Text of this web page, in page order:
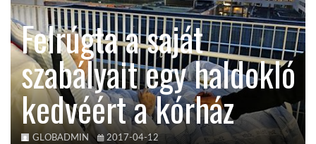
KÖZEL-KELET
AUSZTRÁLIA
A VILÁG ITTHON
Felrúgta a saját
szabályait egy haldokló
kedvéért a kórház
GLOBADMIN 2017-04-12